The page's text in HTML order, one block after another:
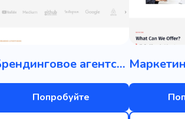
Брендинговое агентство
Попробуйте